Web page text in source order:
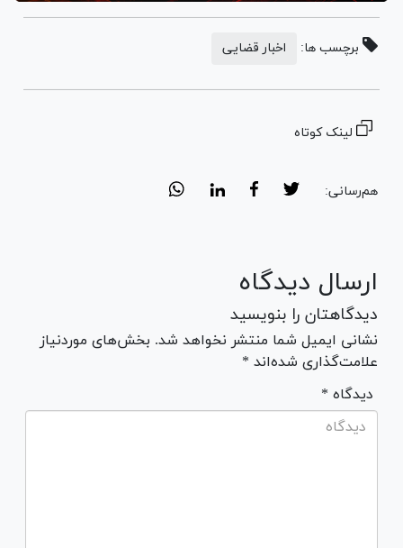
برچسب ها: اخبار قضایی
لینک کوتاه
هم‌رسانی:
ارسال دیدگاه
دیدگاهتان را بنویسید
نشانی ایمیل شما منتشر نخواهد شد. بخش‌های موردنیاز
علامت‌گذاری شده‌اند *
* دیدگاه